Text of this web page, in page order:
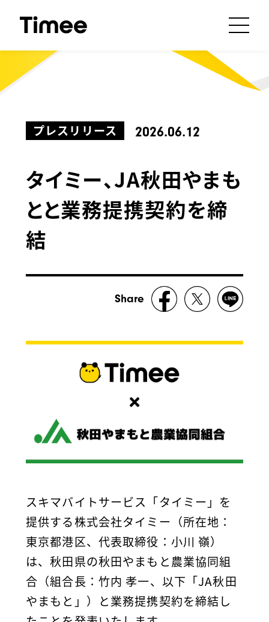
プレスリリース 2026.06.12
Share
タイミー、JA秋田やまも
とと業務提携契約を締
結
スキマバイトサービス「タイミー」を
提供する株式会社タイミー（所在地：
東京都港区、代表取締役：小川 嶺）
は、秋田県の秋田やまもと農業協同組
合（組合長：竹内 孝一、以下「JA秋田
やまもと」）と業務提携契約を締結し